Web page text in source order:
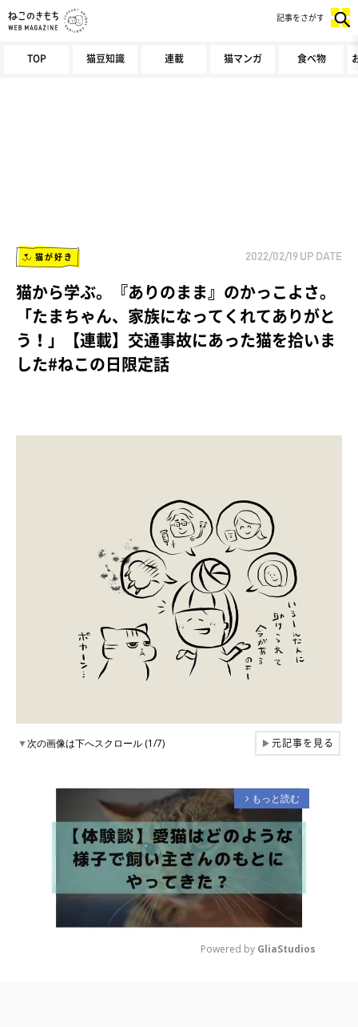
TOP 猫豆知識 連載 猫マンガ 食べ物
記事をさがす
猫が好き 2022/02/19 UP DATE
猫から学ぶ。『ありのまま』のかっこよさ。
「たまちゃん、家族になってくれてありがと
う！」【連載】交通事故にあった猫を拾いま
した#ねこの日限定話
▼次の画像は下へスクロール (1/7) ▶元記事を見る
arrow_forward_ios もっと読む
Powered by GliaStudios